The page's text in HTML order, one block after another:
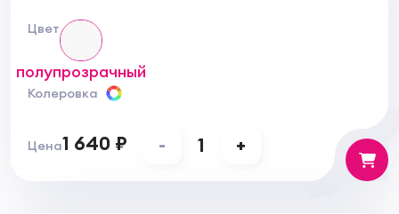
Цвет
полупрозрачный
Колеровка
Цена1 640 ₽ - 1 +